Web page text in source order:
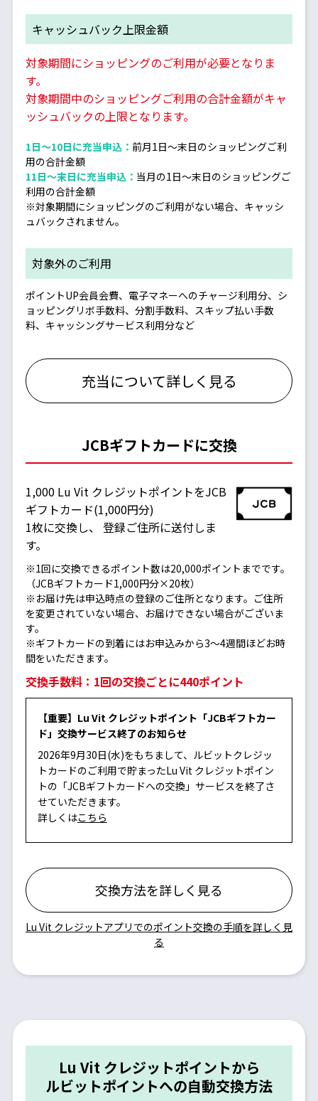
キャッシュバック上限金額
対象期間にショッピングのご利用が必要となりま
す。
対象期間中のショッピングご利用の合計金額がキャ
ッシュバックの上限となります。
1日～10日に充当申込： 前月1日～末日のショッピングご利
用の合計金額
11日～末日に充当申込： 当月の1日～末日のショッピングご
利用の合計金額
※対象期間にショッピングのご利用がない場合、キャッシ
ュバックされません。
対象外のご利用
ポイントUP会員会費、電子マネーへのチャージ利用分、シ
ョッピングリボ手数料、分割手数料、スキップ払い手数
料、キャッシングサービス利用分など
充当について詳しく見る
JCBギフトカードに交換
1,000 Lu Vit クレジットポイントをJCB
ギフトカード(1,000円分)
1枚に交換し、
登録ご住所に送付しま
す。
※1回に交換できるポイント数は20,000ポイントまでです。
（JCBギフトカード1,000円分×20枚）
※お届け先は申込時点の登録のご住所となります。ご住所
を変更されていない場合、お届けできない場合がございま
す。
※ギフトカードの到着にはお申込みから3～4週間ほどお時
間をいただきます。
交換手数料：1回の交換ごとに440ポイント
【重要】Lu Vit クレジットポイント「JCBギフトカー
ド」交換サービス終了のお知らせ
2026年9月30日(水)をもちまして、ルビットクレジッ
トカードのご利用で貯まったLu Vit クレジットポイン
トの「JCBギフトカードへの交換」サービスを終了さ
せていただきます。
詳しくはこちら
交換方法を詳しく見る
Lu Vit クレジットアプリでのポイント交換の⼿順を詳しく⾒
る
Lu Vit クレジットポイントから
ルビットポイントへの自動交換方法